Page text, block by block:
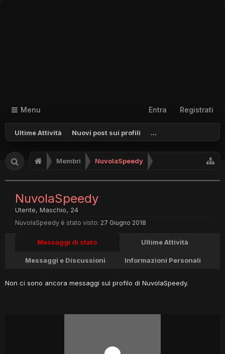
Menu
Ultime Attività Nuovi post sui profili ...
Entra Registrati
Membri NuvolaSpeedy
NuvolaSpeedy
Utente, Maschio, 24
NuvolaSpeedy è stato visto: 27 Giugno 2018
Messaggi di stato Ultime Attività
Messaggi e Discussioni Informazioni Personali
Non ci sono ancora messaggi sul profilo di NuvolaSpeedy.